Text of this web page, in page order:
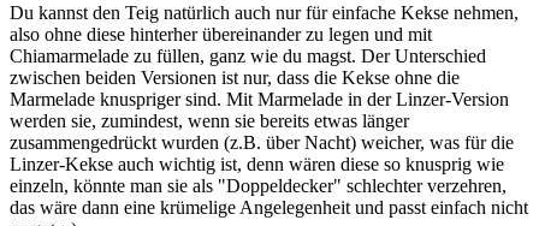
Du kannst den Teig natürlich auch nur für einfache Kekse nehmen,
also ohne diese hinterher übereinander zu legen und mit
Chiamarmelade zu füllen, ganz wie du magst. Der Unterschied
zwischen beiden Versionen ist nur, dass die Kekse ohne die
Marmelade knuspriger sind. Mit Marmelade in der Linzer-Version
werden sie, zumindest, wenn sie bereits etwas länger
zusammengedrückt wurden (z.B. über Nacht) weicher, was für die
Linzer-Kekse auch wichtig ist, denn wären diese so knusprig wie
einzeln, könnte man sie als "Doppeldecker" schlechter verzehren,
das wäre dann eine krümelige Angelegenheit und passt einfach nicht